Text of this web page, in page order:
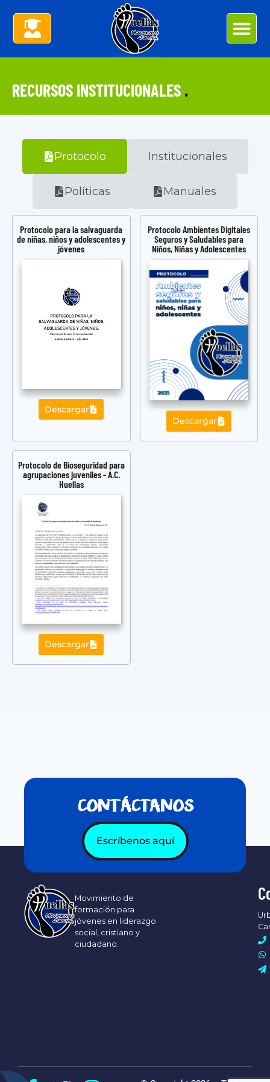
RECURSOS INSTITUCIONALES .
Protocolo Institucionales
Políticas Manuales
Protocolo para la salvaguarda
de niñas, niños y adolescentes y
jóvenes
Descargar
Protocolo Ambientes Digitales
Seguros y Saludables para
Niños, Niñas y Adolescentes
Descargar
Protocolo de Bioseguridad para
agrupaciones juveniles - A.C.
Huellas
Descargar
CONTÁCTANOS
Escríbenos aquí
Movimiento de
formación para
jóvenes en liderazgo
social, cristiano y
ciudadano.